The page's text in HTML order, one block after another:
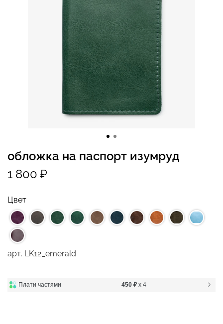
арт. LK12_emerald
обложка на паспорт изумруд
1 800 ₽
Цвет
Плати частями 450 ₽ x 4